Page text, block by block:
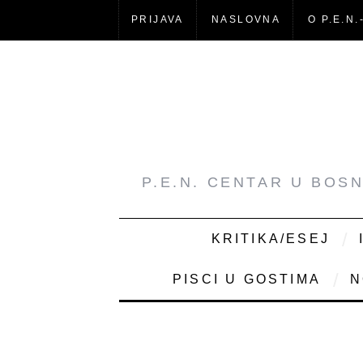
PRIJAVA NASLOVNA O
P.E.N. CENTAR U
KRITIKA/ESEJ
PISCI U GOSTIMA